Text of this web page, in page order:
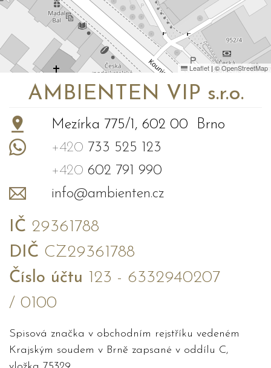
Leaflet | ©OpenStreetMap
AMBIENTEN VIP s.r.o.
Mezírka 775/1, 602 00 Brno
+420 733 525 123
+420 602 791 990
info@ambienten.cz
IČ 29361788
DIČ CZ29361788
Číslo účtu 123 - 6332940207
/ 0100
Spisová značka v obchodním rejstříku vedeném
Krajským soudem v Brně zapsané v oddílu C,